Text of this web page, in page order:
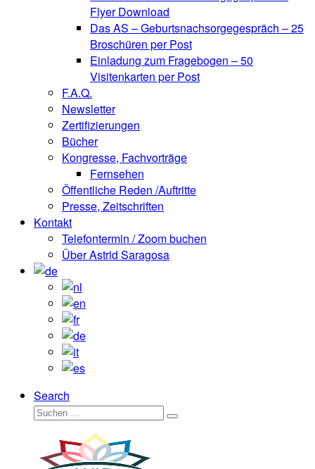
Flyer Download
Das AS – Geburtsnachsorgegespräch – 25
Broschüren per Post
Einladung zum Fragebogen – 50
Visitenkarten per Post
F.A.Q.
Newsletter
Zertifizierungen
Bücher
Kongresse, Fachvorträge
Fernsehen
Öffentliche Reden /Auftritte
Presse, Zeitschriften
Kontakt
Telefontermin / Zoom buchen
Über Astrid Saragosa
Search
Suche
Suchen …